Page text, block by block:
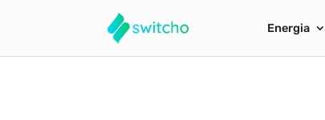
Energia